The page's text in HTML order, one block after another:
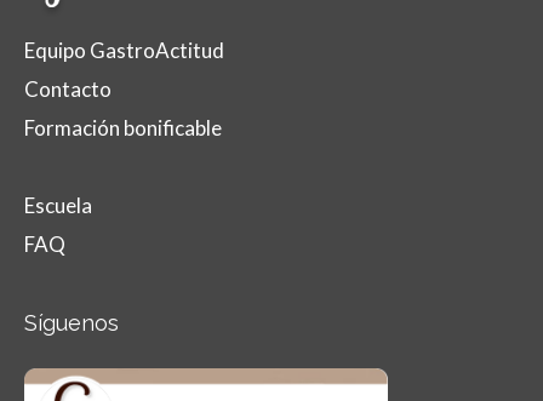
Equipo GastroActitud
Contacto
Formación bonificable
Escuela
FAQ
Síguenos